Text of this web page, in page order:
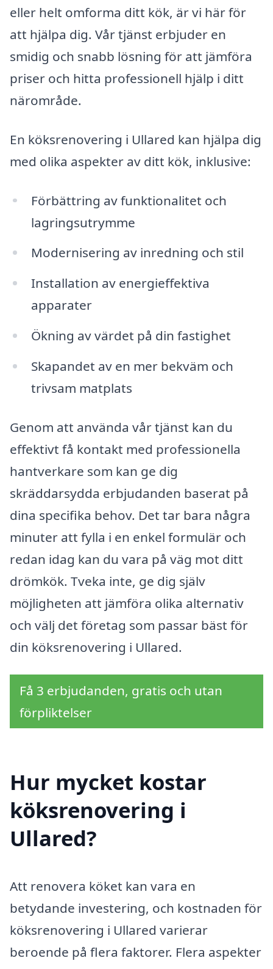
eller helt omforma ditt kök, är vi här för
att hjälpa dig. Vår tjänst erbjuder en
smidig och snabb lösning för att jämföra
priser och hitta professionell hjälp i ditt
närområde.
En köksrenovering i Ullared kan hjälpa dig
med olika aspekter av ditt kök, inklusive:
Förbättring av funktionalitet och
lagringsutrymme
Modernisering av inredning och stil
Installation av energieffektiva
apparater
Ökning av värdet på din fastighet
Skapandet av en mer bekväm och
trivsam matplats
Genom att använda vår tjänst kan du
effektivt få kontakt med professionella
hantverkare som kan ge dig
skräddarsydda erbjudanden baserat på
dina specifika behov. Det tar bara några
minuter att fylla i en enkel formulär och
redan idag kan du vara på väg mot ditt
drömkök. Tveka inte, ge dig själv
möjligheten att jämföra olika alternativ
och välj det företag som passar bäst för
din köksrenovering i Ullared.
Få 3 erbjudanden, gratis och utan
förpliktelser
Hur mycket kostar
köksrenovering i
Ullared?
Att renovera köket kan vara en
betydande investering, och kostnaden för
köksrenovering i Ullared varierar
beroende på flera faktorer. Flera aspekter